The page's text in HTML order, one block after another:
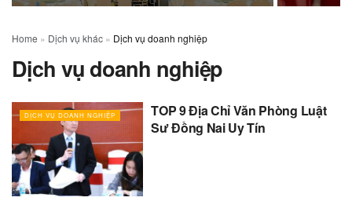
Home » Dịch vụ khác » Dịch vụ doanh nghiệp
Dịch vụ doanh nghiệp
DỊCH VỤ DOANH NGHIỆP
TOP 9 Địa Chỉ Văn Phòng Luật
Sư Đồng Nai Uy Tín